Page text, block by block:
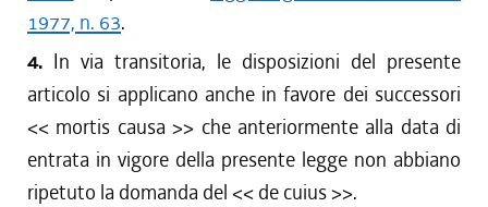
1977, n. 63.
4. In via transitoria, le disposizioni del presente
articolo si applicano anche in favore dei successori
<< mortis causa >> che anteriormente alla data di
entrata in vigore della presente legge non abbiano
ripetuto la domanda del << de cuius >>.